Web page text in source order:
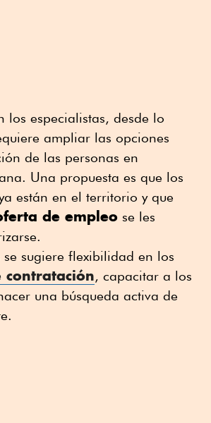
los especialistas, desde lo
ampliar las opciones
de las personas en
Una propuesta es que los
están en el territorio y que
de empleo se les
se sugiere flexibilidad en los
contratación, capacitar a los
una búsqueda activa de